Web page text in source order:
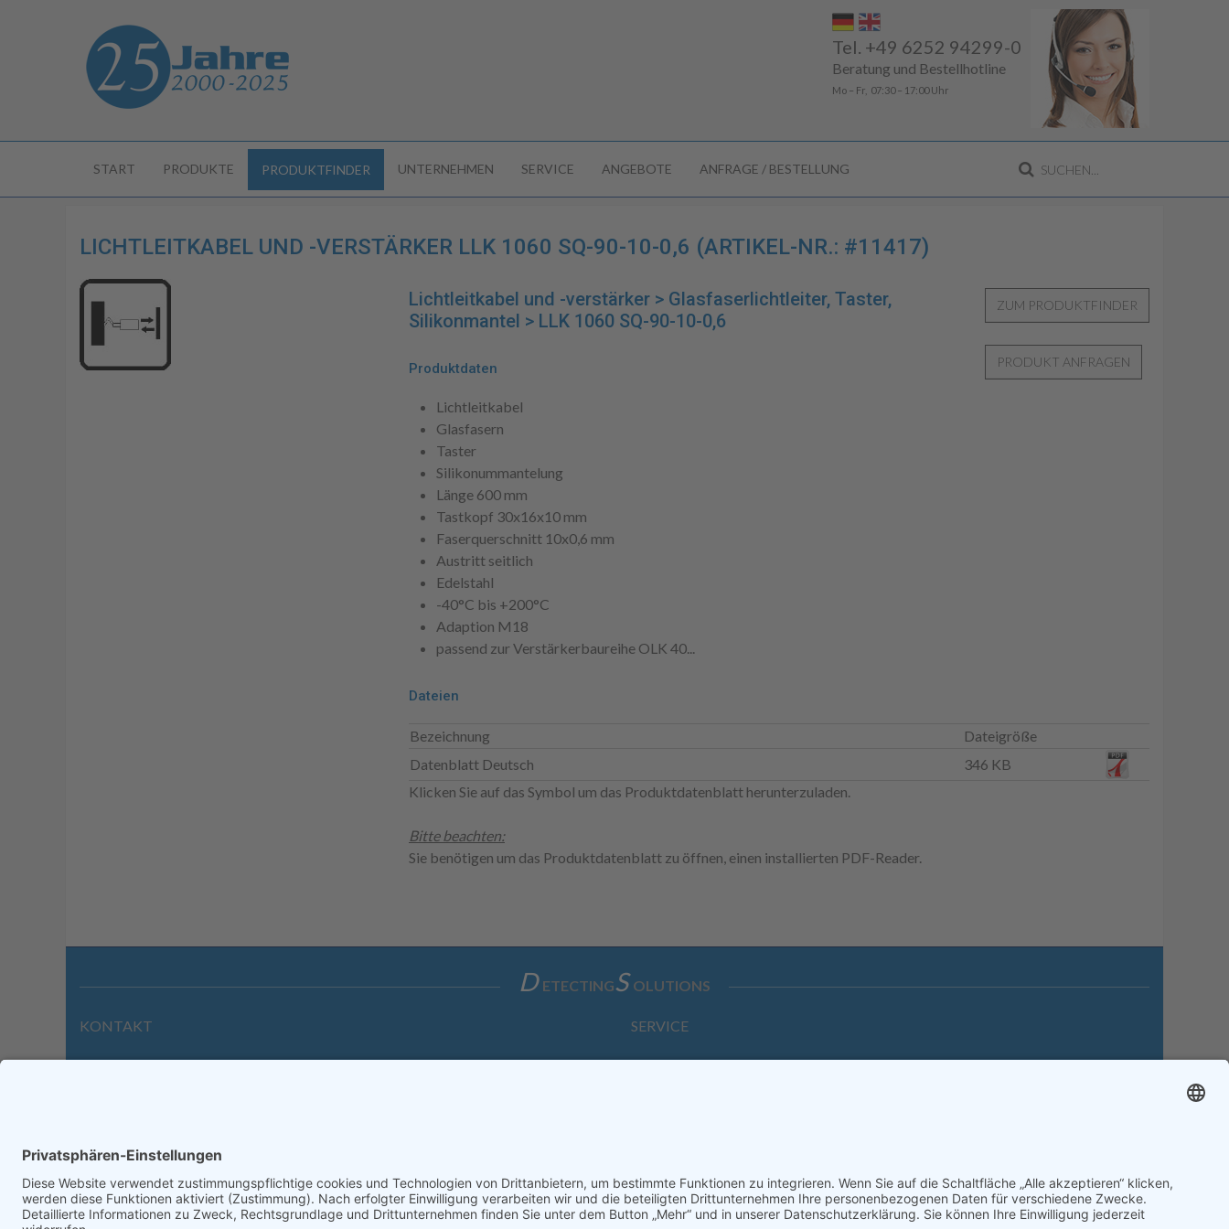
Tel. +49 6252 94299-0
Beratung und Bestellhotline
Mo – Fr, 07:30 – 17:00 Uhr
START PRODUKTE PRODUKTFINDER UNTERNEHMEN SERVICE ANGEBOTE ANFRAGE / BESTELLUNG
LICHTLEITKABEL UND -VERSTÄRKER LLK 1060 SQ-90-10-0,6 (ARTIKEL-NR.: #11417)
Lichtleitkabel und -verstärker > Glasfaserlichtleiter, Taster,
Silikonmantel > LLK 1060 SQ-90-10-0,6
Produktdaten
Lichtleitkabel
Glasfasern
Taster
Silikonummantelung
Länge 600 mm
Tastkopf 30x16x10 mm
Faserquerschnitt 10x0,6 mm
Austritt seitlich
Edelstahl
-40°C bis +200°C
Adaption M18
passend zur Verstärkerbaureihe OLK 40...
Dateien
Bezeichnung
Dateigröße
Datenblatt Deutsch
346 KB
Klicken Sie auf das Symbol um das Produktdatenblatt herunterzuladen.
Bitte beachten:
Sie benötigen um das Produktdatenblatt zu öffnen, einen installierten PDF-Reader.
D ETECTINGS OLUTIONS
KONTAKT
Wilhelmstraße 39 | 64646 Heppenheim
info@dietz-sensortechnik.de
SERVICE
Anfrage
Impressum Datenschutzerklärung Haftungsausschluss AGB
Sitemap